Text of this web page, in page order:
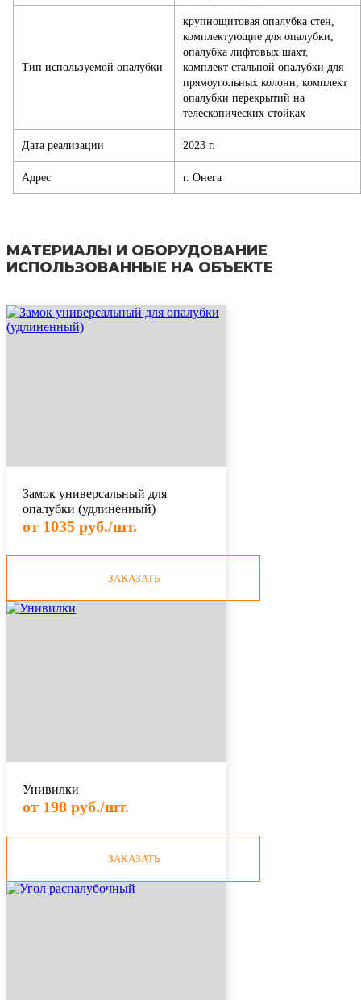
Тип используемой опалубки
крупнощитовая опалубка стен,
комплектующие для опалубки,
опалубка лифтовых шахт,
комплект стальной опалубки для
прямоугольных колонн, комплект
опалубки перекрытий на
телескопических стойках
Дата реализации 2023 г.
Адрес г. Онега
МАТЕРИАЛЫ И ОБОРУДОВАНИЕ
ИСПОЛЬЗОВАННЫЕ НА ОБЪЕКТЕ
Замок универсальный для
опалубки (удлиненный)
от 1035 руб./шт.
ЗАКАЗАТЬ
Унивилки
от 198 руб./шт.
ЗАКАЗАТЬ